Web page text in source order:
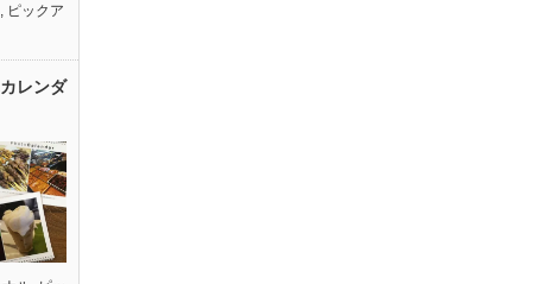
, ピックア
レンダ